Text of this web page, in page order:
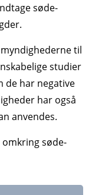
søde­
til
studier
de har negative
har også
anvendes.
omkring søde­